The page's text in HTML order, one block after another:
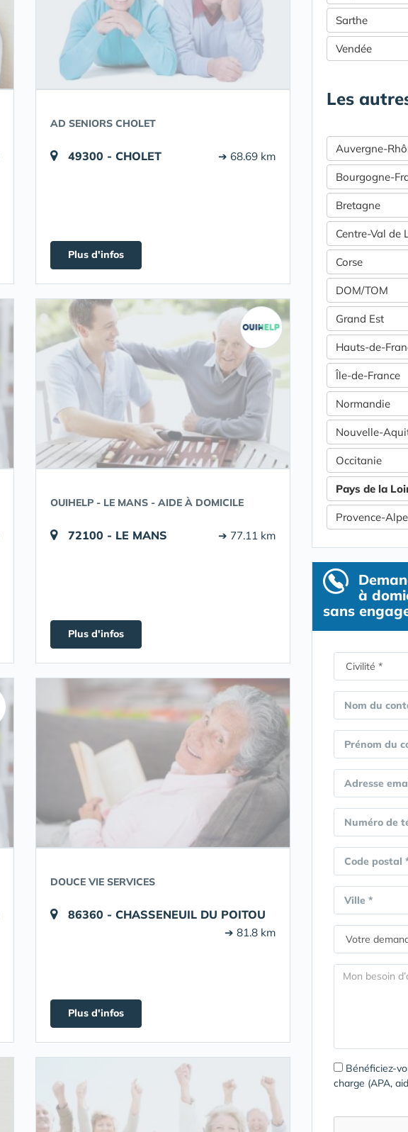
AD SENIORS CHOLET
49300 - CHOLET ➔ 68.69 km
Plus d'infos
OUIHELP - LE MANS - AIDE À DOMICILE
72100 - LE MANS ➔ 77.11 km
Plus d'infos
DOUCE VIE SERVICES
86360 - CHASSENEUIL DU POITOU
➔ 81.8 km
Plus d'infos
Sarthe
Vendée
Les
Auvergne-
Bourgogne-
Bretagne
Centre-Val de
Corse
DOM/TOM
Grand Est
Hauts-de-
Île-de-France
Normandie
Nouvelle-
Occitanie
Pays de la
Provence-
à
sans
Nom du
Prénom du
Adresse
Numéro de
Code postal
Ville *
Bénéficiez-
charge (APA,